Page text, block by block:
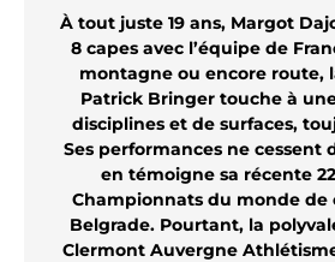
À tout juste 19 ans, Margot
8 capes avec l’équipe de
montagne ou encore route,
Patrick Bringer touche à
disciplines et de surfaces,
Ses performances ne cessent
en témoigne sa récente
Championnats du monde de
Belgrade. Pourtant, la
Clermont Auvergne